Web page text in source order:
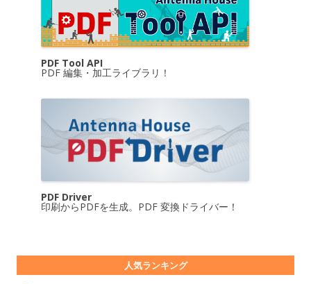
PDF Tool API
PDF 編集・加工ライブラリ！
PDF Driver
印刷からPDFを生成。PDF 変換ドライバー！
人気ランキング